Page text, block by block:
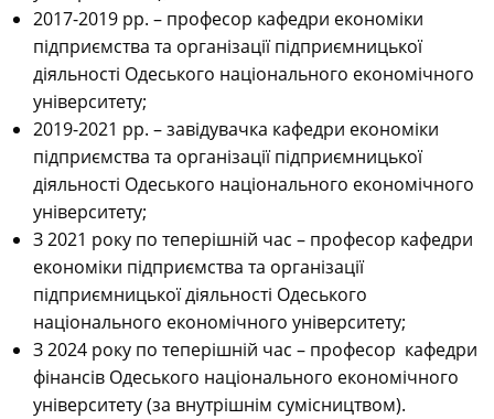
2017-2019 рр. – професор кафедри економіки
підприємства та організації підприємницької
діяльності Одеського національного економічного
університету;
2019-2021 рр. – завідувачка кафедри економіки
підприємства та організації підприємницької
діяльності Одеського національного економічного
університету;
З 2021 року по теперішній час – професор кафедри
економіки підприємства та організації
підприємницької діяльності Одеського
національного економічного університету;
З 2024 року по теперішній час – професор кафедри
фінансів Одеського національного економічного
університету (за внутрішнім сумісництвом).